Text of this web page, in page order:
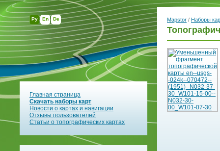
Ру En De
Главная страница
Скачать наборы карт
Новости о картах и навигации
Отзывы пользователей
Статьи о топографических картах
Mapstor / Наборы